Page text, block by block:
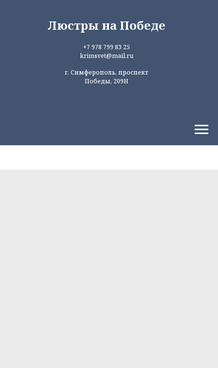
Люстры на Победе
+7 978 799 83 25
krimsvet@mail.ru
г. Симферополь, проспект
Победы, 209Н